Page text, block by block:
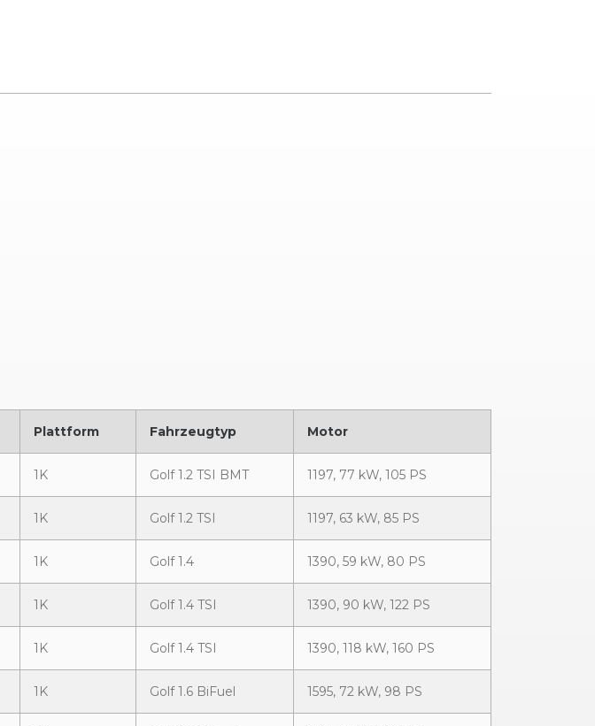
Plattform Fahrzeugtyp Motor
1K Golf 1.2 TSI BMT 1197, 77 kW, 105 PS
1K Golf 1.2 TSI 1197, 63 kW, 85 PS
1K Golf 1.4 1390, 59 kW, 80 PS
1K Golf 1.4 TSI 1390, 90 kW, 122 PS
1K Golf 1.4 TSI 1390, 118 kW, 160 PS
1K Golf 1.6 BiFuel 1595, 72 kW, 98 PS